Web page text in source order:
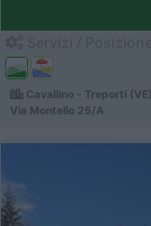
Cavallino - Treporti
Via Montello 25/A